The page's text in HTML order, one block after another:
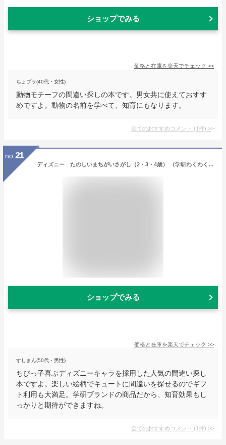
ショップでみる
価格と在庫を楽天でチェック >>
ちょプラ(40代・女性)
動物モチーフの間違い探しの本です。男女共に使えておすす
めですよ。動物の名前を学べて、知育にもなります。
全てのおすすめコメント (1件) >
no. 21
ディズニー たのしいまちがいさがし（2・3・4歳） （学研わくわく知育ドリル） [ 榊原洋一 ]
ショップでみる
価格と在庫を楽天でチェック >>
すしまん(50代・男性)
ちびっ子喜ぶディズニーキャラを採用した人気の間違い探し
本ですよ。楽しい絵柄でキュートに間違いを探せるのでギフ
ト利用も大満足。学研ブランドの商品だから、知育効果もし
っかりと期待ができますね。
全てのおすすめコメント (1件) >